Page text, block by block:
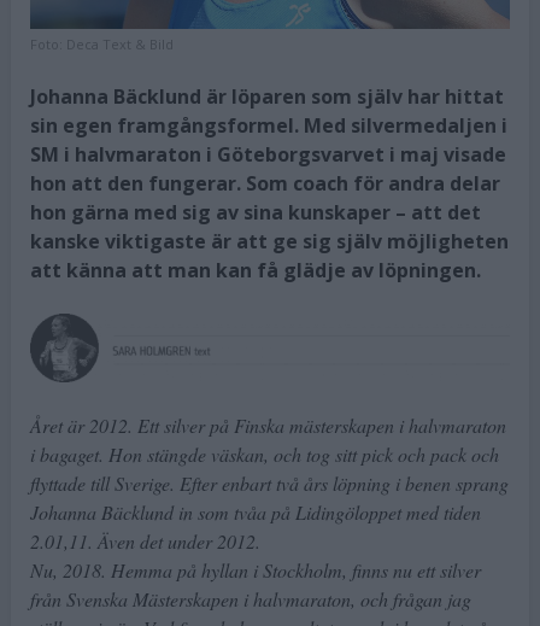
Foto: Deca Text & Bild
Johanna Bäcklund är löparen som själv har hittat
sin egen framgångsformel. Med silvermedaljen i
SM i halvmaraton i Göteborgsvarvet i maj visade
hon att den fungerar. Som coach för andra delar
hon gärna med sig av sina kunskaper – att det
kanske viktigaste är att ge sig själv möjligheten
att känna att man kan få glädje av löpningen.
Året är 2012. Ett silver på Finska mästerskapen i halvmaraton
i bagaget. Hon stängde väskan, och tog sitt pick och pack och
flyttade till Sverige. Efter enbart två års löpning i benen sprang
Johanna Bäcklund in som tvåa på Lidingöloppet med tiden
2.01,11. Även det under 2012.
Nu, 2018. Hemma på hyllan i Stockholm, finns nu ett silver
från Svenska Mästerskapen i halvmaraton, och frågan jag